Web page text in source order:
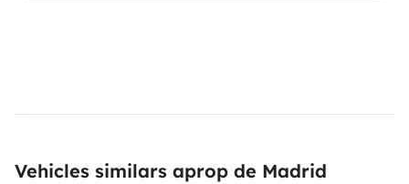
Vehicles similars aprop de Madrid